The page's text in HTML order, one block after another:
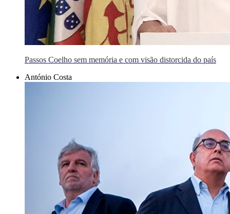
Passos Coelho sem memória e com visão distorcida do país
António Costa